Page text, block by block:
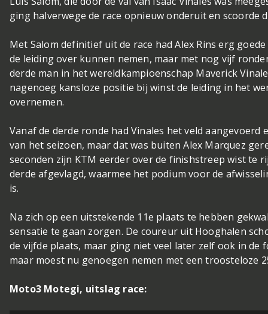
ging halverwege de race opnieuw onderuit en scoorde
Met Salom definitief uit de race had Alex Rins erg
de leiding over kunnen nemen, maar met nog vijf
derde man in het wereldkampioenschap Maverick
nagenoeg kansloze positie bij winst de leiding in het
overnemen.
Vanaf de derde ronde had Vinales het veld
van het seizoen, maar dat was buiten Alex Marquez
seconden zijn KTM eerder over de finishstreep wist te
derde afgevlagd, waarmee het podium voor de
is.
Na zich op een uitstekende 11e plaats te hebben
sensatie te gaan zorgen. De coureur uit Hooghalen
de vijfde plaats, maar ging niet veel later zelf ook in
maar moest nu genoegen nemen met een troosteloze
Moto3 Motegi, uitslag race: